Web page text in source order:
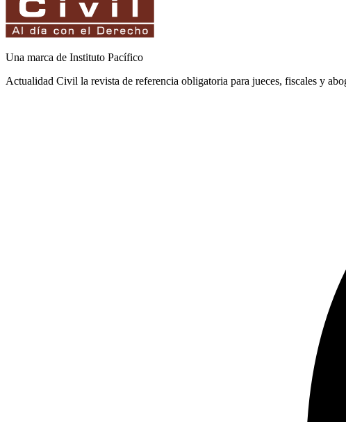
Una marca de Instituto Pacífico
Actualidad Civil la revista de referencia obligatoria para jueces, fiscales y